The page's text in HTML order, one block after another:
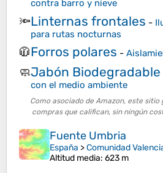
contra barro y nieve
🔦Linternas frontales -
para rutas nocturnas
🧥Forros polares -
🧼Jabón Biodegradable
con el medio ambiente
Como asociado de Amazon, este sitio
compras que califican, sin ningún
Fuente Umbria
España >Comunidad
Altitud media: 623 m